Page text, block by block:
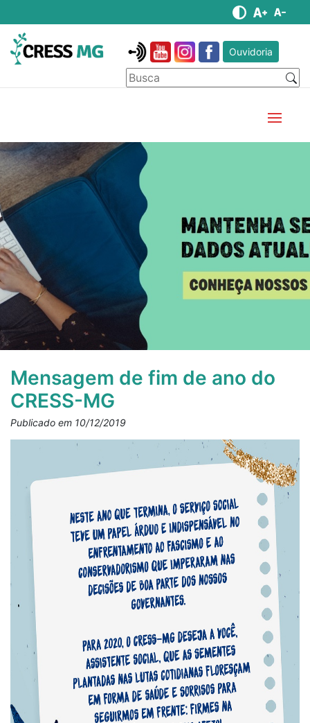
Ouvidoria
Mensagem de fim de ano do
CRESS-MG
Publicado em 10/12/2019